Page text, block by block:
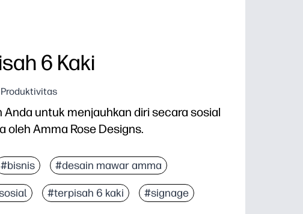
6 Kaki
Anda untuk menjauhkan diri secara sosial
oleh Amma Rose Designs.
#bisnis #desain mawar amma
#terpisah 6 kaki #signage